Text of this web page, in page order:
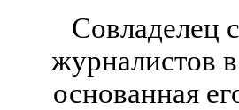
Совладелец
журналистов
основанная